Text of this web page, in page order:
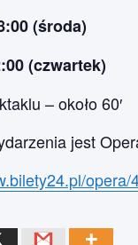
(środa)
(czwartek)
– około 60′
jest